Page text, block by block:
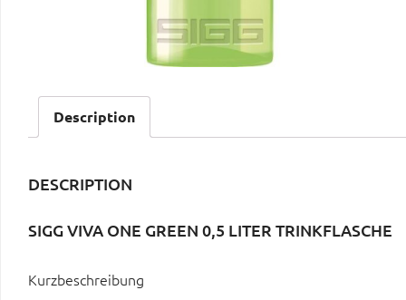
Description
DESCRIPTION
SIGG VIVA ONE GREEN 0,5 LITER TRINKFLASCHE
Kurzbeschreibung